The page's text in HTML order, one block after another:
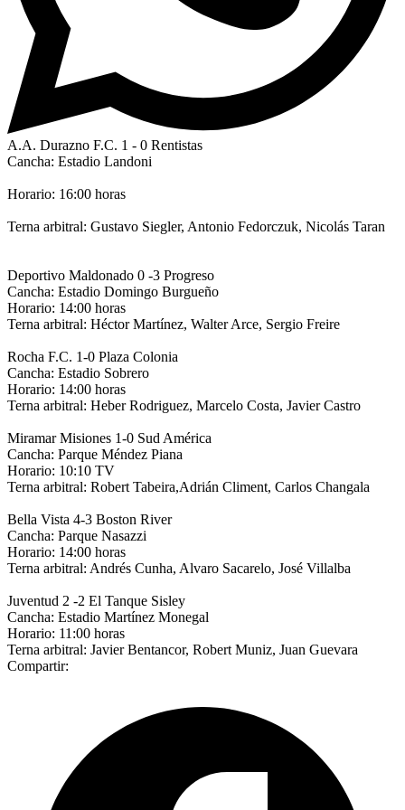
A.A. Durazno F.C. 1 - 0 Rentistas
Cancha: Estadio Landoni
Horario: 16:00 horas
Terna arbitral: Gustavo Siegler, Antonio Fedorczuk, Nicolás Taran
Deportivo Maldonado 0 -3 Progreso
Cancha: Estadio Domingo Burgueño
Horario: 14:00 horas
Terna arbitral: Héctor Martínez, Walter Arce, Sergio Freire
Rocha F.C. 1-0 Plaza Colonia
Cancha: Estadio Sobrero
Horario: 14:00 horas
Terna arbitral: Heber Rodriguez, Marcelo Costa, Javier Castro
Miramar Misiones 1-0 Sud América
Cancha: Parque Méndez Piana
Horario: 10:10 TV
Terna arbitral: Robert Tabeira,Adrián Climent, Carlos Changala
Bella Vista 4-3 Boston River
Cancha: Parque Nasazzi
Horario: 14:00 horas
Terna arbitral: Andrés Cunha, Alvaro Sacarelo, José Villalba
Juventud 2 -2 El Tanque Sisley
Cancha: Estadio Martínez Monegal
Horario: 11:00 horas
Terna arbitral: Javier Bentancor, Robert Muniz, Juan Guevara
Compartir: